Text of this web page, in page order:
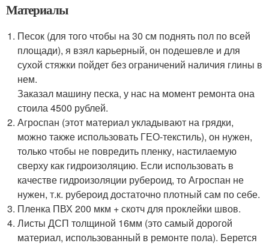
Материалы
Песок (для того чтобы на 30 см поднять пол по всей
площади), я взял карьерный, он подешевле и для
сухой стяжки пойдет без ограничений наличия глины в
нем.
Заказал машину песка, у нас на момент ремонта она
стоила 4500 рублей.
Агроспан (этот материал укладывают на грядки,
можно также использовать ГЕО-текстиль), он нужен,
только чтобы не повредить пленку, настилаемую
сверху как гидроизоляцию. Если использовать в
качестве гидроизоляции рубероид, то Агроспан не
нужен, т.к. рубероид достаточно плотный сам по себе.
Пленка ПВХ 200 мкм + скотч для проклейки швов.
Листы ДСП толщиной 16мм (это самый дорогой
материал, использованный в ремонте пола). Берется